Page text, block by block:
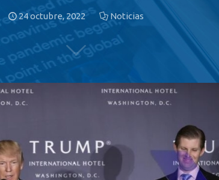
24 octubre, 2022 Noticias